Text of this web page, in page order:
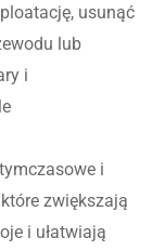
usunąć
lub
i
i
zwiększają
i ułatwiają